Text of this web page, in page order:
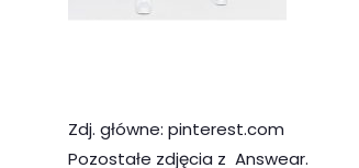
Zdj. główne: pinterest.com
Pozostałe zdjęcia z Answear.